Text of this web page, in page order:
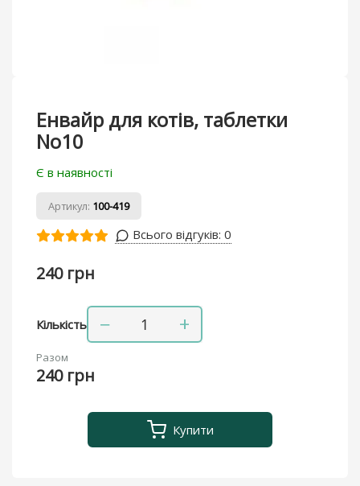
Енвайр для котів, таблетки
No10
Є в наявності
Артикул: 100-419
Всього відгуків: 0
240 грн
Кількість − +
Разом
240 грн
Купити